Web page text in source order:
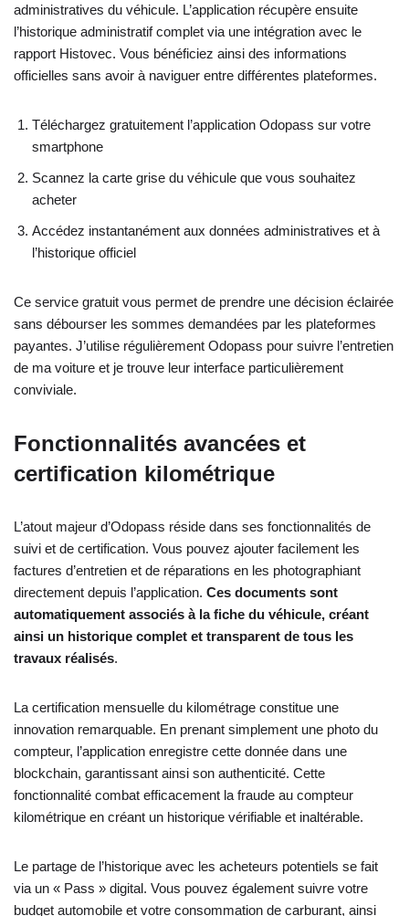
administratives du véhicule. L’application récupère ensuite
l’historique administratif complet via une intégration avec le
rapport Histovec. Vous bénéficiez ainsi des informations
officielles sans avoir à naviguer entre différentes plateformes.
Téléchargez gratuitement l’application Odopass sur votre
smartphone
Scannez la carte grise du véhicule que vous souhaitez
acheter
Accédez instantanément aux données administratives et à
l’historique officiel
Ce service gratuit vous permet de prendre une décision éclairée
sans débourser les sommes demandées par les plateformes
payantes. J’utilise régulièrement Odopass pour suivre l’entretien
de ma voiture et je trouve leur interface particulièrement
conviviale.
Fonctionnalités avancées et
certification kilométrique
L’atout majeur d’Odopass réside dans ses fonctionnalités de
suivi et de certification. Vous pouvez ajouter facilement les
factures d’entretien et de réparations en les photographiant
directement depuis l’application. Ces documents sont
automatiquement associés à la fiche du véhicule, créant
ainsi un historique complet et transparent de tous les
travaux réalisés.
La certification mensuelle du kilométrage constitue une
innovation remarquable. En prenant simplement une photo du
compteur, l’application enregistre cette donnée dans une
blockchain, garantissant ainsi son authenticité. Cette
fonctionnalité combat efficacement la fraude au compteur
kilométrique en créant un historique vérifiable et inaltérable.
Le partage de l’historique avec les acheteurs potentiels se fait
via un « Pass » digital. Vous pouvez également suivre votre
budget automobile et votre consommation de carburant, ainsi